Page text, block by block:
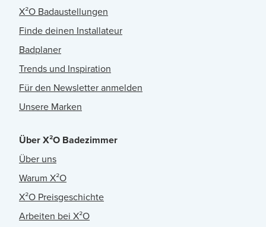
X²O Badaustellungen
Finde deinen Installateur
Badplaner
Trends und Inspiration
Für den Newsletter anmelden
Unsere Marken
Über X²O Badezimmer
Über uns
Warum X²O
X²O Preisgeschichte
Arbeiten bei X²O